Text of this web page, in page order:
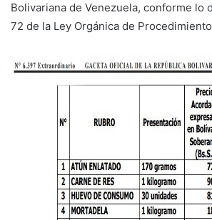
Bolivariana de Venezuela, conforme lo
72 de la Ley Orgánica de